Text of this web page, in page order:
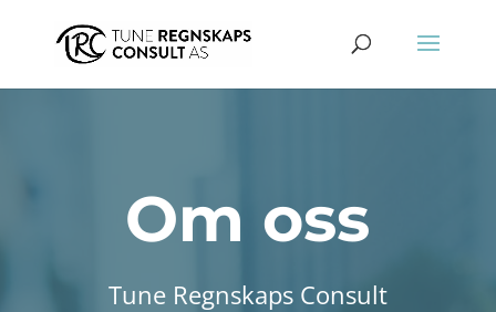
Om oss
Tune Regnskaps Consult